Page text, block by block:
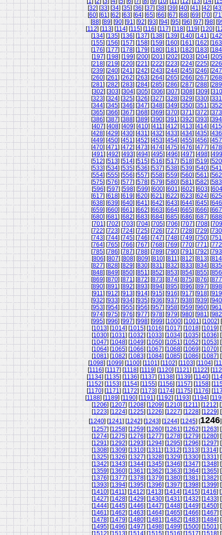
[32] [33] [34] [35] [36] [37] [38] [39] [40] [41] [42] [43
[60] [61] [62] [63] [64] [65] [66] [67] [68] [69] [70] [71
[88] [89] [90] [91] [92] [93] [94] [95] [96] [97] [98] [
[112] [113] [114] [115] [116] [117] [118] [119] [120] [
[134] [135] [136] [137] [138] [139] [140] [141] [142
[155] [156] [157] [158] [159] [160] [161] [162] [163
[176] [177] [178] [179] [180] [181] [182] [183] [184
[197] [198] [199] [200] [201] [202] [203] [204] [205
[218] [219] [220] [221] [222] [223] [224] [225] [226
[239] [240] [241] [242] [243] [244] [245] [246] [247
[260] [261] [262] [263] [264] [265] [266] [267] [268
[281] [282] [283] [284] [285] [286] [287] [288] [289
[302] [303] [304] [305] [306] [307] [308] [309] [310
[323] [324] [325] [326] [327] [328] [329] [330] [331
[344] [345] [346] [347] [348] [349] [350] [351] [352
[365] [366] [367] [368] [369] [370] [371] [372] [373
[386] [387] [388] [389] [390] [391] [392] [393] [394
[407] [408] [409] [410] [411] [412] [413] [414] [415
[428] [429] [430] [431] [432] [433] [434] [435] [436
[449] [450] [451] [452] [453] [454] [455] [456] [457
[470] [471] [472] [473] [474] [475] [476] [477] [478
[491] [492] [493] [494] [495] [496] [497] [498] [499
[512] [513] [514] [515] [516] [517] [518] [519] [520
[533] [534] [535] [536] [537] [538] [539] [540] [541
[554] [555] [556] [557] [558] [559] [560] [561] [562
[575] [576] [577] [578] [579] [580] [581] [582] [583
[596] [597] [598] [599] [600] [601] [602] [603] [604
[617] [618] [619] [620] [621] [622] [623] [624] [625
[638] [639] [640] [641] [642] [643] [644] [645] [646
[659] [660] [661] [662] [663] [664] [665] [666] [667
[680] [681] [682] [683] [684] [685] [686] [687] [688
[701] [702] [703] [704] [705] [706] [707] [708] [709
[722] [723] [724] [725] [726] [727] [728] [729] [730
[743] [744] [745] [746] [747] [748] [749] [750] [751
[764] [765] [766] [767] [768] [769] [770] [771] [772
[785] [786] [787] [788] [789] [790] [791] [792] [793
[806] [807] [808] [809] [810] [811] [812] [813] [814
[827] [828] [829] [830] [831] [832] [833] [834] [835
[848] [849] [850] [851] [852] [853] [854] [855] [856
[869] [870] [871] [872] [873] [874] [875] [876] [877
[890] [891] [892] [893] [894] [895] [896] [897] [898
[911] [912] [913] [914] [915] [916] [917] [918] [919
[932] [933] [934] [935] [936] [937] [938] [939] [940
[953] [954] [955] [956] [957] [958] [959] [960] [961
[974] [975] [976] [977] [978] [979] [980] [981] [982
[995] [996] [997] [998] [999] [1000] [1001] [1002] [
[1013] [1014] [1015] [1016] [1017] [1018] [1019] [
[1030] [1031] [1032] [1033] [1034] [1035] [1036] [
[1047] [1048] [1049] [1050] [1051] [1052] [1053] [
[1064] [1065] [1066] [1067] [1068] [1069] [1070] [
[1081] [1082] [1083] [1084] [1085] [1086] [1087] [
[1098] [1099] [1100] [1101] [1102] [1103] [1104] [
[1116] [1117] [1118] [1119] [1120] [1121] [1122] [
[1134] [1135] [1136] [1137] [1138] [1139] [1140] [
[1152] [1153] [1154] [1155] [1156] [1157] [1158] [
[1170] [1171] [1172] [1173] [1174] [1175] [1176] [
[1188] [1189] [1190] [1191] [1192] [1193] [1194] [
[1206] [1207] [1208] [1209] [1210] [1211] [1212] [
[1223] [1224] [1225] [1226] [1227] [1228] [1229] [
[1240] [1241] [1242] [1243] [1244] [1245] [1246
[1257] [1258] [1259] [1260] [1261] [1262] [1263] [
[1274] [1275] [1276] [1277] [1278] [1279] [1280] [
[1291] [1292] [1293] [1294] [1295] [1296] [1297] [
[1308] [1309] [1310] [1311] [1312] [1313] [1314] [
[1325] [1326] [1327] [1328] [1329] [1330] [1331] [
[1342] [1343] [1344] [1345] [1346] [1347] [1348] [
[1359] [1360] [1361] [1362] [1363] [1364] [1365] [
[1376] [1377] [1378] [1379] [1380] [1381] [1382] [
[1393] [1394] [1395] [1396] [1397] [1398] [1399] [
[1410] [1411] [1412] [1413] [1414] [1415] [1416] [
[1427] [1428] [1429] [1430] [1431] [1432] [1433] [
[1444] [1445] [1446] [1447] [1448] [1449] [1450] [
[1461] [1462] [1463] [1464] [1465] [1466] [1467] [
[1478] [1479] [1480] [1481] [1482] [1483] [1484] [
[1495] [1496] [1497] [1498] [1499] [1500] [1501] [
[1512] [1513] [1514] [1515] [1516] [1517] [1518] [